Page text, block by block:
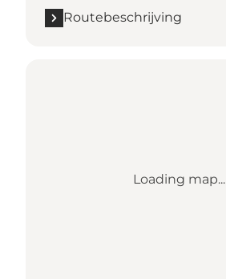
Routebeschrijving
Loading map...